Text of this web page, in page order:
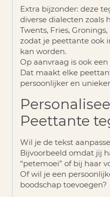
Extra bijzonder: deze
diverse dialecten zoals
Twents, Fries,
zodat je peettante ook
kan worden.
Op aanvraag is ook
Dat maakt elke
persoonlijker en
Peettante
Wil je de tekst
Bijvoorbeeld omdat jij
“petemoei” of bij haar
Of wil je een
boodschap toevoegen?